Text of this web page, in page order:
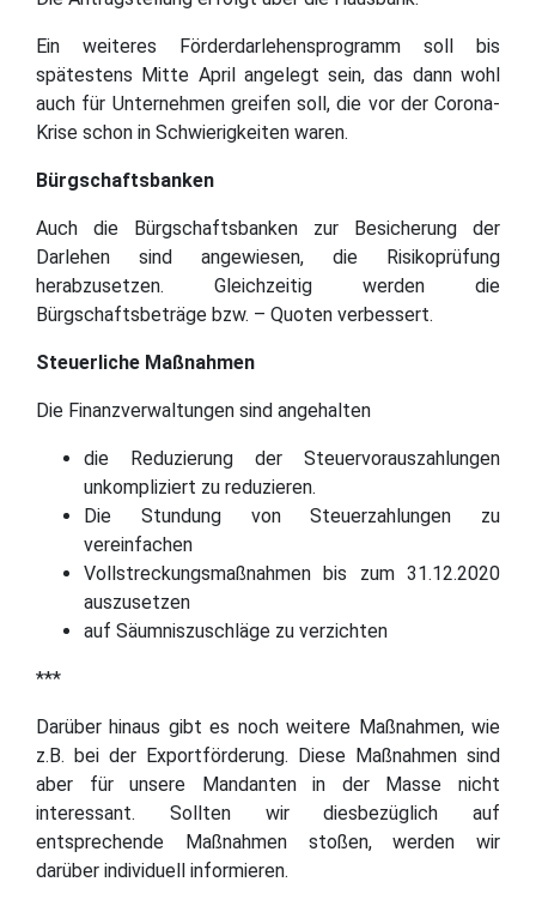
Ein weiteres Förderdarlehensprogramm soll bis
spätestens Mitte April angelegt sein, das dann wohl
auch für Unternehmen greifen soll, die vor der Corona-
Krise schon in Schwierigkeiten waren.
Bürgschaftsbanken
Auch die Bürgschaftsbanken zur Besicherung der
Darlehen sind angewiesen, die Risikoprüfung
herabzusetzen. Gleichzeitig werden die
Bürgschaftsbeträge bzw. – Quoten verbessert.
Steuerliche Maßnahmen
Die Finanzverwaltungen sind angehalten
die Reduzierung der Steuervorauszahlungen
unkompliziert zu reduzieren.
Die Stundung von Steuerzahlungen zu
vereinfachen
Vollstreckungsmaßnahmen bis zum 31.12.2020
auszusetzen
auf Säumniszuschläge zu verzichten
***
Darüber hinaus gibt es noch weitere Maßnahmen, wie
z.B. bei der Exportförderung. Diese Maßnahmen sind
aber für unsere Mandanten in der Masse nicht
interessant. Sollten wir diesbezüglich auf
entsprechende Maßnahmen stoßen, werden wir
darüber individuell informieren.